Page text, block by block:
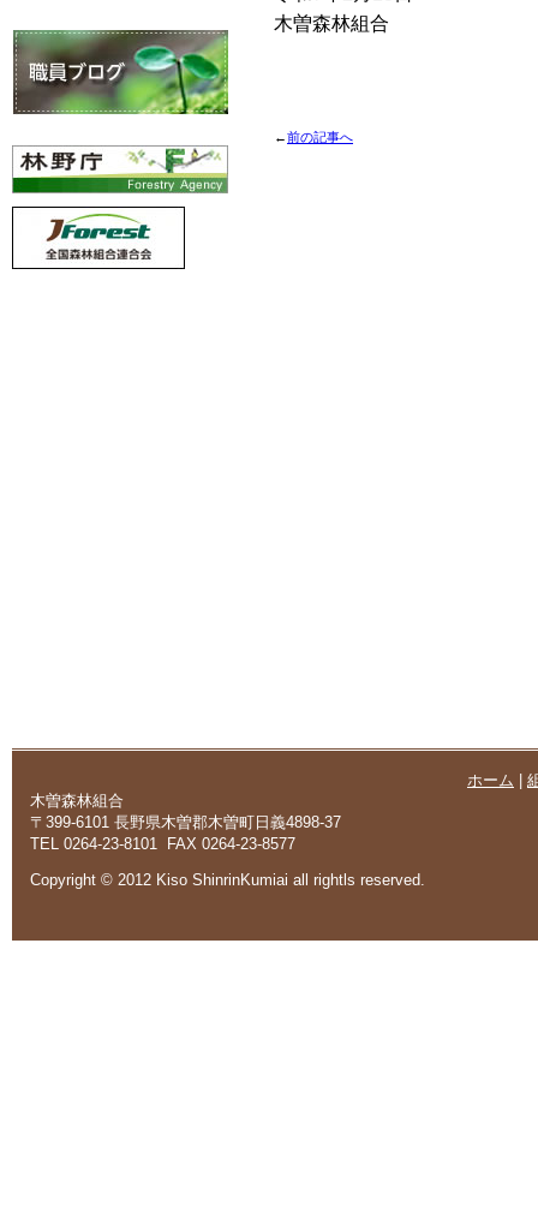
木曽森林組合
←前の記事へ
ホーム
木曽森林組合
〒399-6101 長野県木曽郡木曽町日義4898-37
TEL 0264-23-8101 FAX 0264-23-8577
Copyright © 2012 Kiso ShinrinKumiai all rightls reserved.